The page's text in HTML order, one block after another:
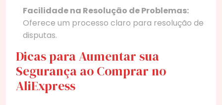
Facilidade na Resolução de Problemas:
Oferece um processo claro para resolução de
disputas.
Dicas para Aumentar sua
Segurança ao Comprar no
AliExpress